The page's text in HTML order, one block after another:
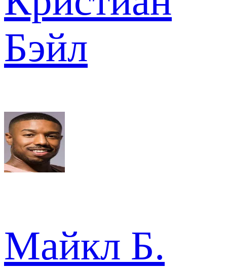
Бэйл
Майкл Б.